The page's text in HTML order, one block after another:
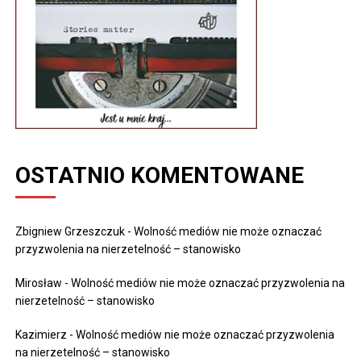
OSTATNIO KOMENTOWANE
Zbigniew Grzeszczuk -Wolność mediów nie może oznaczać
przyzwolenia na nierzetelność – stanowisko
Mirosław -Wolność mediów nie może oznaczać przyzwolenia na
nierzetelność – stanowisko
Kazimierz -Wolność mediów nie może oznaczać przyzwolenia
na nierzetelność – stanowisko